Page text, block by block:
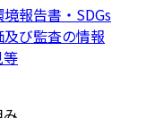
報告書・SDGs
び監査の情報
等